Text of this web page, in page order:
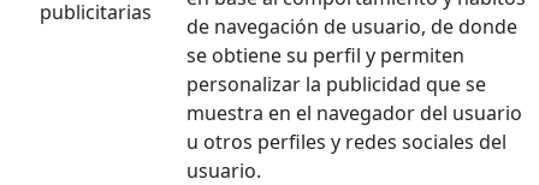
publicitarias
de navegación de usuario, de donde
se obtiene su perfil y permiten
personalizar la publicidad que se
muestra en el navegador del usuario
u otros perfiles y redes sociales del
usuario.